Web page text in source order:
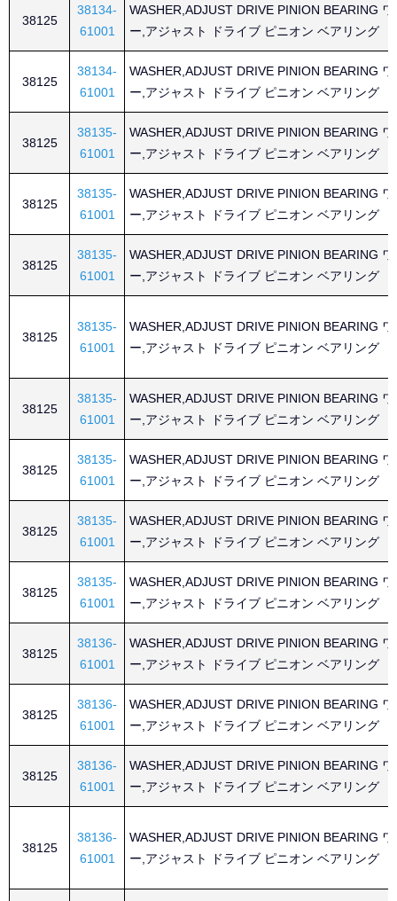
38125
38134-
61001
WASHER,ADJUST DRIVE PINION BEARING
ー,アジャスト ドライブ ピニオン ベアリング
38125
38134-
61001
WASHER,ADJUST DRIVE PINION BEARING
ー,アジャスト ドライブ ピニオン ベアリング
38125
38135-
61001
WASHER,ADJUST DRIVE PINION BEARING
ー,アジャスト ドライブ ピニオン ベアリング
38125
38135-
61001
WASHER,ADJUST DRIVE PINION BEARING
ー,アジャスト ドライブ ピニオン ベアリング
38125
38135-
61001
WASHER,ADJUST DRIVE PINION BEARING
ー,アジャスト ドライブ ピニオン ベアリング
38125
38135-
61001
WASHER,ADJUST DRIVE PINION BEARING
ー,アジャスト ドライブ ピニオン ベアリング
38125
38135-
61001
WASHER,ADJUST DRIVE PINION BEARING
ー,アジャスト ドライブ ピニオン ベアリング
38125
38135-
61001
WASHER,ADJUST DRIVE PINION BEARING
ー,アジャスト ドライブ ピニオン ベアリング
38125
38135-
61001
WASHER,ADJUST DRIVE PINION BEARING
ー,アジャスト ドライブ ピニオン ベアリング
38125
38135-
61001
WASHER,ADJUST DRIVE PINION BEARING
ー,アジャスト ドライブ ピニオン ベアリング
38125
38136-
61001
WASHER,ADJUST DRIVE PINION BEARING
ー,アジャスト ドライブ ピニオン ベアリング
38125
38136-
61001
WASHER,ADJUST DRIVE PINION BEARING
ー,アジャスト ドライブ ピニオン ベアリング
38125
38136-
61001
WASHER,ADJUST DRIVE PINION BEARING
ー,アジャスト ドライブ ピニオン ベアリング
38125
38136-
61001
WASHER,ADJUST DRIVE PINION BEARING
ー,アジャスト ドライブ ピニオン ベアリング